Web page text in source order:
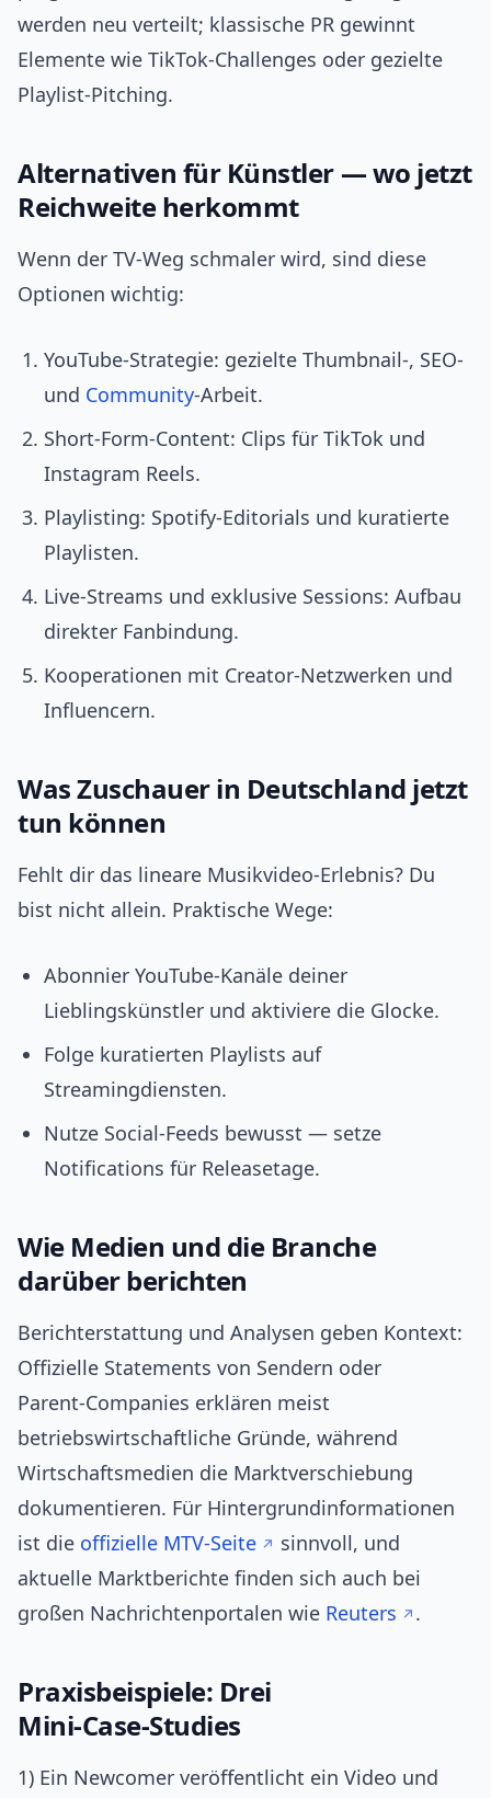
werden neu verteilt; klassische PR gewinnt
Elemente wie TikTok‑Challenges oder gezielte
Playlist‑Pitching.
Alternativen für Künstler — wo jetzt
Reichweite herkommt
Wenn der TV‑Weg schmaler wird, sind diese
Optionen wichtig:
YouTube‑Strategie: gezielte Thumbnail-, SEO-
und Community‑Arbeit.
Short‑Form‑Content: Clips für TikTok und
Instagram Reels.
Playlisting: Spotify‑Editorials und kuratierte
Playlisten.
Live‑Streams und exklusive Sessions: Aufbau
direkter Fanbindung.
Kooperationen mit Creator‑Netzwerken und
Influencern.
Was Zuschauer in Deutschland jetzt
tun können
Fehlt dir das lineare Musikvideo-Erlebnis? Du
bist nicht allein. Praktische Wege:
Abonnier YouTube‑Kanäle deiner
Lieblingskünstler und aktiviere die Glocke.
Folge kuratierten Playlists auf
Streamingdiensten.
Nutze Social‑Feeds bewusst — setze
Notifications für Releasetage.
Wie Medien und die Branche
darüber berichten
Berichterstattung und Analysen geben Kontext:
Offizielle Statements von Sendern oder
Parent‑Companies erklären meist
betriebswirtschaftliche Gründe, während
Wirtschaftsmedien die Marktverschiebung
dokumentieren. Für Hintergrundinformationen
ist die offizielle MTV‑Seite
sinnvoll, und
aktuelle Marktberichte finden sich auch bei
großen Nachrichtenportalen wie Reuters .
Praxisbeispiele: Drei
Mini‑Case‑Studies
1) Ein Newcomer veröffentlicht ein Video und